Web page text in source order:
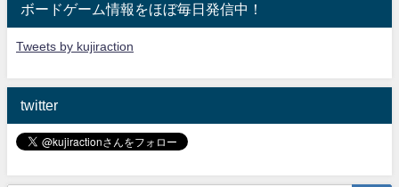
ボードゲーム情報をほぼ毎日発信中！
Tweets by kujiraction
twitter